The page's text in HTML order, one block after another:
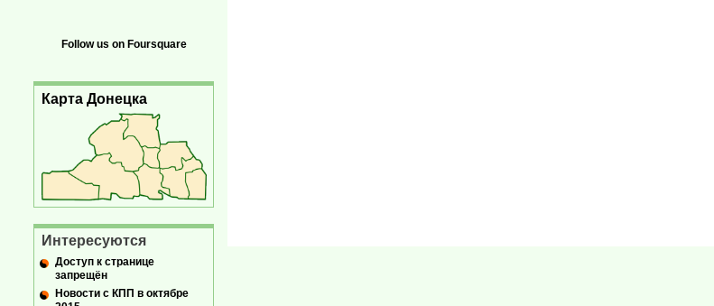
Follow us on Foursquare
Карта Донецка
Интересуются
Доступ к странице
запрещён
Новости с КПП в октябре